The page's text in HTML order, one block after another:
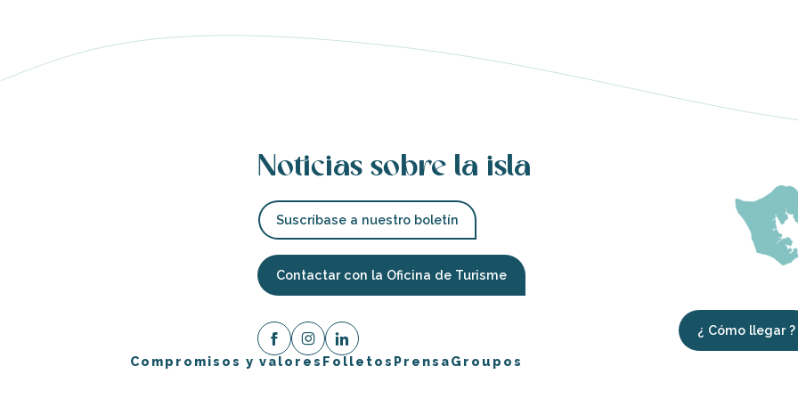
Noticias sobre la isla
Suscríbase a nuestro boletín
Contactar con la Oficina de Turisme
Compromisos y valores Folletos PrensaGroupos
¿ Cómo llegar ?